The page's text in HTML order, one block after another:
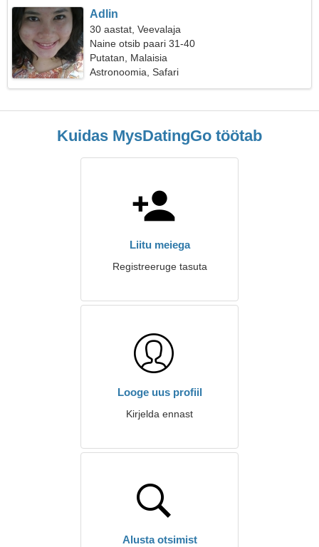
Adlin
30 aastat, Veevalaja
Naine otsib paari 31-40
Putatan, Malaisia
Astronoomia, Safari
Kuidas MysDatingGo töötab
Liitu meiega
Registreeruge tasuta
Looge uus profiil
Kirjelda ennast
Alusta otsimist